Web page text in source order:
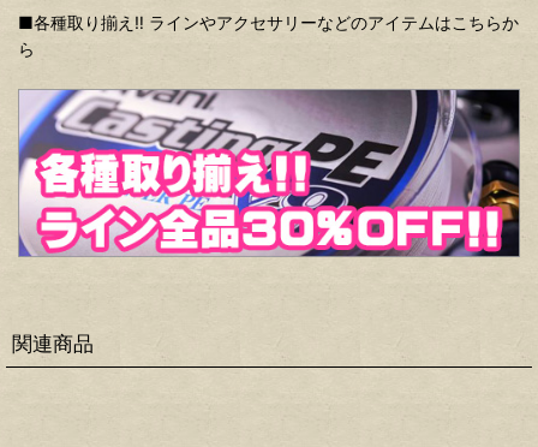
■各種取り揃え‼ ラインやアクセサリーなどのアイテムはこちらか
ら
関連商品